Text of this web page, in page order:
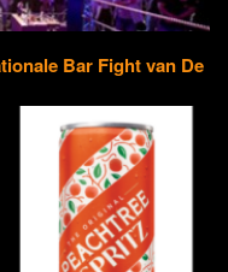
Bar Fight van De